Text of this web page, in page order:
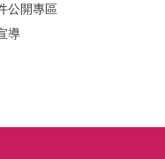
公開專區
導